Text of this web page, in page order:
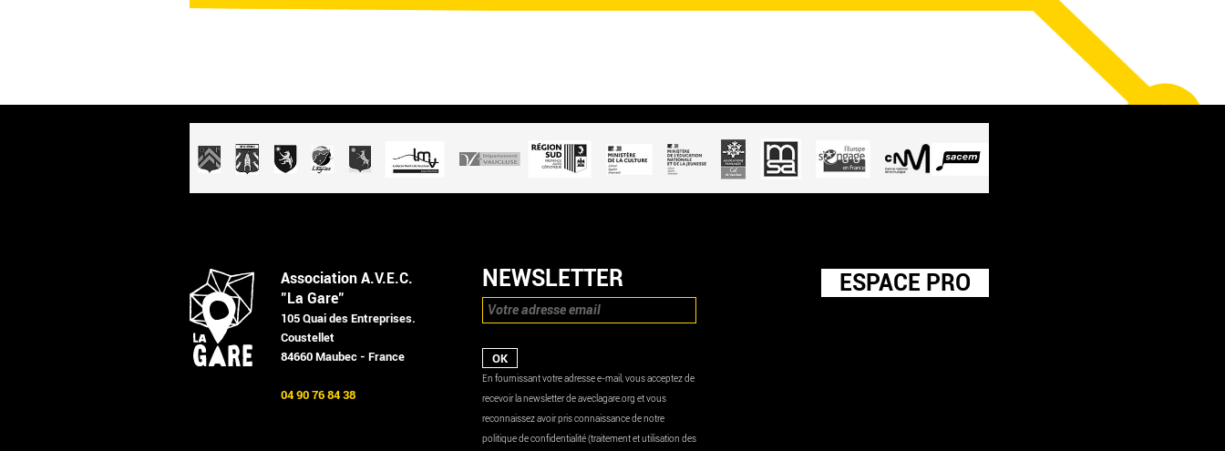
Association A.V.E.C.
"La Gare"
105 Quai des Entreprises.
Coustellet
84660 Maubec - France
04 90 76 84 38
NEWSLETTER
En fournissant votre adresse e-mail, vous acceptez de
recevoir la newsletter de aveclagare.org et vous
reconnaissez avoir pris connaissance de notre
politique de confidentialité (traitement et utilisation des
ESPACE PRO